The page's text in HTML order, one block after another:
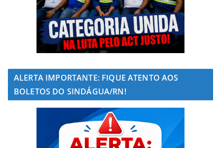
ALERTA IMPORTANTE: FIQUE ATENTO AOS
BOLETOS DO SINDÁGUA/RN!